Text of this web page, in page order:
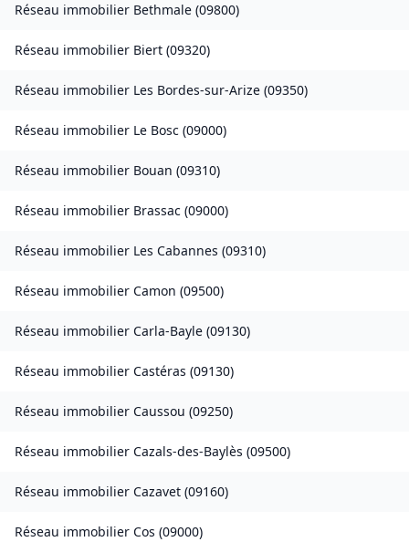
Réseau immobilier Bethmale (09800)
Réseau immobilier Biert (09320)
Réseau immobilier Les Bordes-sur-Arize (09350)
Réseau immobilier Le Bosc (09000)
Réseau immobilier Bouan (09310)
Réseau immobilier Brassac (09000)
Réseau immobilier Les Cabannes (09310)
Réseau immobilier Camon (09500)
Réseau immobilier Carla-Bayle (09130)
Réseau immobilier Castéras (09130)
Réseau immobilier Caussou (09250)
Réseau immobilier Cazals-des-Baylès (09500)
Réseau immobilier Cazavet (09160)
Réseau immobilier Cos (09000)